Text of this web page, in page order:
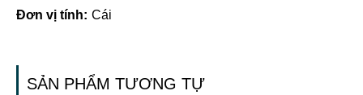
Đơn vị tính: Cái
SẢN PHẨM TƯƠNG TỰ